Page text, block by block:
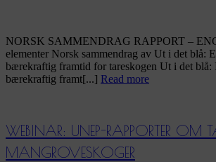
NORSK SAMMENDRAG RAPPORT –
elementer Norsk sammendrag av Ut i det blå:
bærekraftig framtid for tareskogen Ut i det blå:
bærekraftig framt[...] Read more
WEBINAR: UNEP-RAPPORTER OM
MANGROVESKOGER